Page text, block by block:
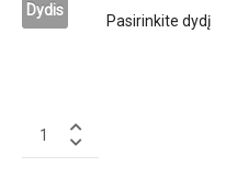
Dydis
MALENE